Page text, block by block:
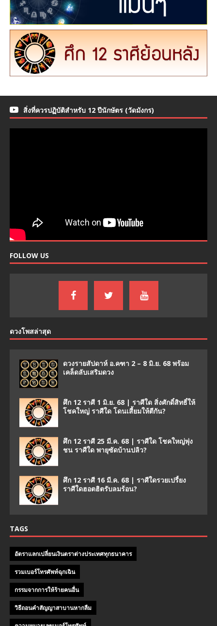
สิ่งที่ควรปฏิบัติสำหรับ 12 ปีนักษัตร (วัดมังกร)
FOLLOW US
ดวงโพสล่าสุด
ดวงรายสัปดาห์ อ.คฑา 2 – 8 มิ.ย. 68 พร้อม
เคล็ดลับเสริมดวง
ศึก 12 ราศี 1 มิ.ย. 68 | ราศีใด สิ่งศักดิ์สิทธิ์ให้
โชคใหญ่ ราศีใด โดนเสี้ยมให้ตีกัน?
ศึก 12 ราศี 25 มี.ค. 68 | ราศีใด โชคใหญ่พุ่ง
ชน ราศีใด พายุซัดบ้านปลิว?
ศึก 12 ราศี 16 มี.ค. 68 | ราศีใดรวยเปรี้ยง
ราศีใดฮอตฮิตรับลมร้อน?
TAGS
อัตราแลกเปลี่ยนเงินตราต่างประเทศทุกธนาคาร
รวมเบอร์โทรศัพท์ฉุกเฉิน
กรรมจากการให้ร้ายคนอื่น
วิธีถอนคําสัญญาสาบานหากลืม